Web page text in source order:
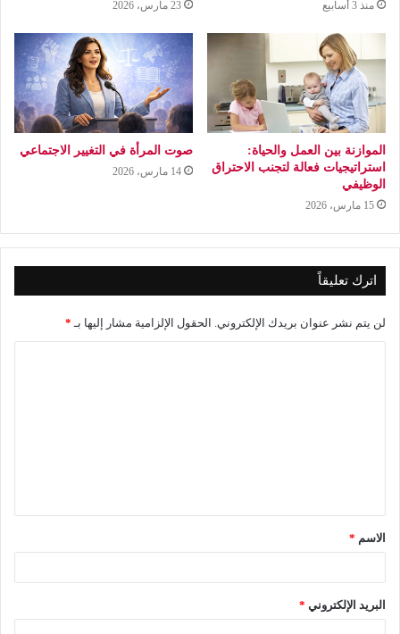
منذ 3 أسابيع 23 مارس، 2026
الموازنة بين العمل والحياة:
استراتيجيات فعالة لتجنب الاحتراق
الوظيفي
15 مارس، 2026
صوت المرأة في التغيير الاجتماعي
14 مارس، 2026
اترك تعليقاً
لن يتم نشر عنوان بريدك الإلكتروني. الحقول الإلزامية مشار إليها بـ *
ق
*الاسم *
البريد الإلكتروني *